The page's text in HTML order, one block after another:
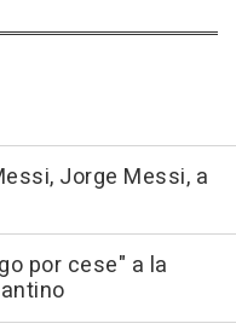
Jorge Messi, a
por cese" a la